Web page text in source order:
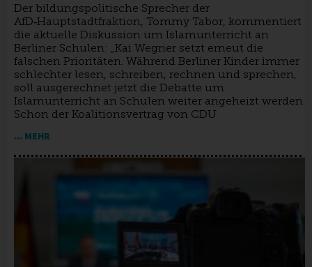
Der bildungspolitische Sprecher der
AfD‑Hauptstadtfraktion, Tommy Tabor, kommentiert
die aktuelle Diskussion um Islamunterricht an
Berliner Schulen: „Kai Wegner setzt erneut die
falschen Prioritäten. Während Berliner Kinder immer
schlechter lesen, schreiben, rechnen und sprechen,
soll ausgerechnet jetzt die Debatte um
Islamunterricht an Schulen weiter angeheizt werden.
Schon der Koalitionsvertrag von CDU
... MEHR